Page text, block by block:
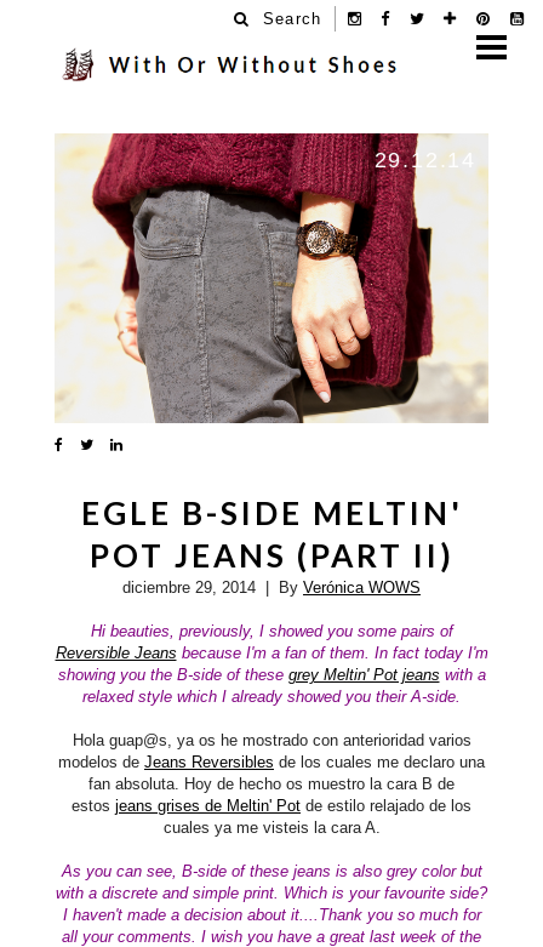
Search
29.12.14
EGLE B-SIDE MELTIN'
POT JEANS (PART II)
diciembre 29, 2014 | By Verónica WOWS
Hi beauties, previously, I showed you some pairs of
Reversible Jeans because I'm a fan of them. In fact today I'm
showing you the B-side of these grey Meltin' Pot jeans with a
relaxed style which I already showed you their A-side.
Hola guap@s, ya os he mostrado con anterioridad varios
modelos de Jeans Reversibles de los cuales me declaro una
fan absoluta. Hoy de hecho os muestro la cara B de
estos jeans grises de Meltin' Pot de estilo relajado de los
cuales ya me visteis la cara A.
As you can see, B-side of these jeans is also grey color but
with a discrete and simple print. Which is your favourite side?
I haven't made a decision about it.... Thank you so much for
all your comments. I wish you have a great last week of the